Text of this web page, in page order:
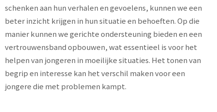
schenken aan hun verhalen en gevoelens, kunnen we een
beter inzicht krijgen in hun situatie en behoeften. Op die
manier kunnen we gerichte ondersteuning bieden en een
vertrouwensband opbouwen, wat essentieel is voor het
helpen van jongeren in moeilijke situaties. Het tonen van
begrip en interesse kan het verschil maken voor een
jongere die met problemen kampt.